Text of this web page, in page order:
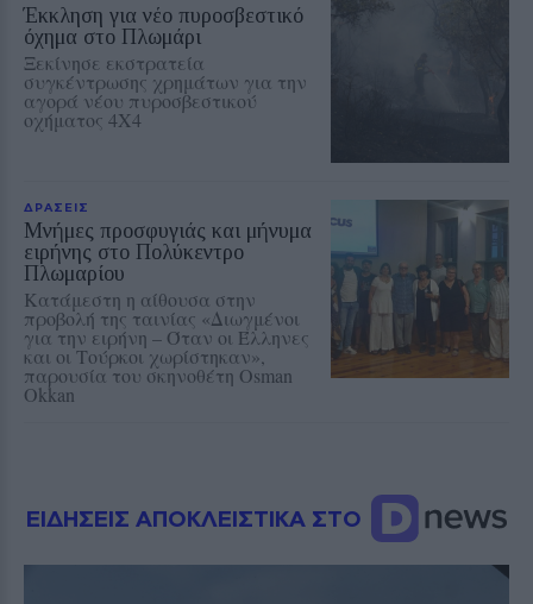
Έκκληση για νέο πυροσβεστικό
όχημα στο Πλωμάρι
Ξεκίνησε εκστρατεία
συγκέντρωσης χρημάτων για την
αγορά νέου πυροσβεστικού
οχήματος 4Χ4
ΔΡΑΣΕΙΣ
Μνήμες προσφυγιάς και μήνυμα
ειρήνης στο Πολύκεντρο
Πλωμαρίου
Κατάμεστη η αίθουσα στην
προβολή της ταινίας «Διωγμένοι
για την ειρήνη – Όταν οι Έλληνες
και οι Τούρκοι χωρίστηκαν»,
παρουσία του σκηνοθέτη Osman
Okkan
ΕΙΔΗΣΕΙΣ ΑΠΟΚΛΕΙΣΤΙΚΑ ΣΤΟ